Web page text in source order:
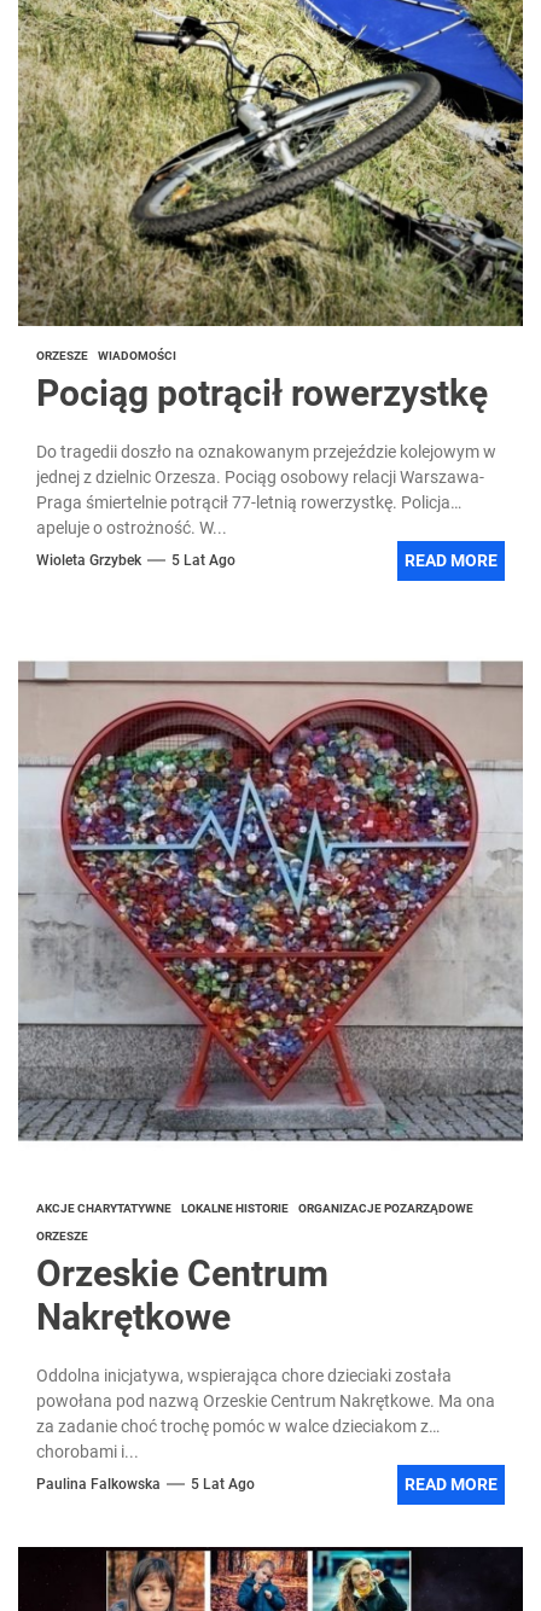
ORZESZE WIADOMOŚCI
Pociąg potrącił rowerzystkę
Do tragedii doszło na oznakowanym przejeździe kolejowym w
jednej z dzielnic Orzesza. Pociąg osobowy relacji Warszawa-
Praga śmiertelnie potrącił 77-letnią rowerzystkę. Policja
apeluje o ostrożność. W...
Wioleta Grzybek 5 Lat Ago READ MORE
AKCJE CHARYTATYWNE LOKALNE HISTORIE ORGANIZACJE POZARZĄDOWE
ORZESZE
Orzeskie Centrum
Nakrętkowe
Oddolna inicjatywa, wspierająca chore dzieciaki została
powołana pod nazwą Orzeskie Centrum Nakrętkowe. Ma ona
za zadanie choć trochę pomóc w walce dzieciakom z
chorobami i...
Paulina Falkowska 5 Lat Ago READ MORE